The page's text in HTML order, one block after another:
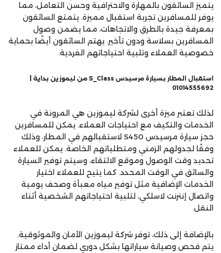
يتميز السائقون بالمهارة والاحترافية وحسن التعامل، مما
يوفر للمسافرين تجربة استقبال مميزة. يتمتع السائقون
بمعرفة جيدة بالطرق والاتجاهات، مما يضمن وصول
المسافرين بسلاسة ودون تأخير. يهتم السائقون أيضًا بحماية
خصوصية العملاء وتلبية احتياجاتهم الفردية.
استقبال المطار بسيارة مرسيدس S_Class من ليموزين بداية |
01014555692
لذلك تعتبر ميزة أخرى لشركة ليموزين هي المرونة في
الخدمات والتكيف مع احتياجات العملاء. يمكن للمسافرين
حجز سيارة مرسيدس S450 لاستقبالهم في المطار، وذلك
وفقًا لجدولهم الزمني ومتطلباتهم الخاصة. يمكن للعملاء
تحديد وقت الوصول وموقع الالتقاء، وسيتم توفير السيارة
والسائق في الوقت المحدد. كما يتيح للعملاء اختيار
الخدمات الإضافية مثل توفير مياه معبأة وصحف يومية
واتصال إنترنت لاسلكي، لتلبية احتياجاتهم الشخصية أثناء
النقل.
بالإضافة إلى ذلك، توفر شركة ليموزين الأمان والموثوقية.
يتم فحص وصيانة سياراتها بشكل دوري لضمان أداء ممتاز